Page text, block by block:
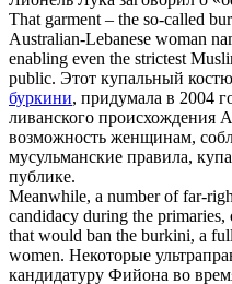
That garment – the so-called
Australian-Lebanese woman
enabling even the strictest
public. Этот купальный
буркини, придумала в 2004
ливанского происхождения
возможность женщинам,
мусульманские правила,
публике.
Meanwhile, a number of far-
candidacy during the
that would ban the burkini, a
women. Некоторые
кандидатуру Фийона во